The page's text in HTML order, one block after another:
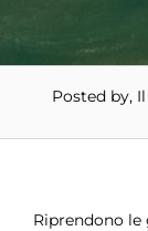
Posted by,
Riprendono le